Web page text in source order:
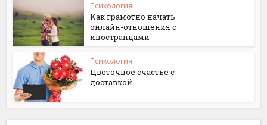
Психология
Как грамотно начать
онлайн-отношения с
иностранцами
Психология
Цветочное счастье с
доставкой